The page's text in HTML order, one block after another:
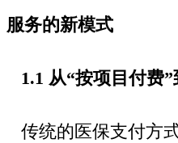
服务的新模式
1.1 从“按项目付费”
传统的医保支付方